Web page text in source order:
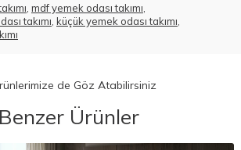
mdf yemek odası takımı
takımı küçük yemek odası takımı
de Göz Atabilirsiniz
Benzer Ürünler